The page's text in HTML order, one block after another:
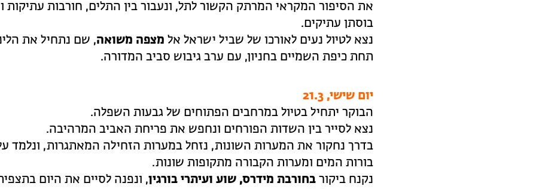
את הסיפור המקראי המרתק הקשור לתל, ונעבור בין התלים, חורבות עתיקות
בוסתן עתיקים.
נצא לטיול נעים לאורכו של שביל ישראל אל מצפה משואה, שם נתחיל את
תחת כיפת השמיים בחניון, עם ערב גיבוש סביב המדורה.
יום שישי, 21.3
הבוקר יתחיל בטיול במרחבים הפתוחים של גבעות השפלה.
נצא לסייר בין השדות הפורחים ונחפש את פריחת האביב המרהיבה.
בדרך נחקור את המערות השונות, נזחל במערות הזחילה המאתגרות, ונלמד
בורות המים ומערות הקבורה מתקופות שונות.
נקנח ביקור בחורבת מידרס, שוע ועיתרי בורגין, ונפנה לסיים את היום